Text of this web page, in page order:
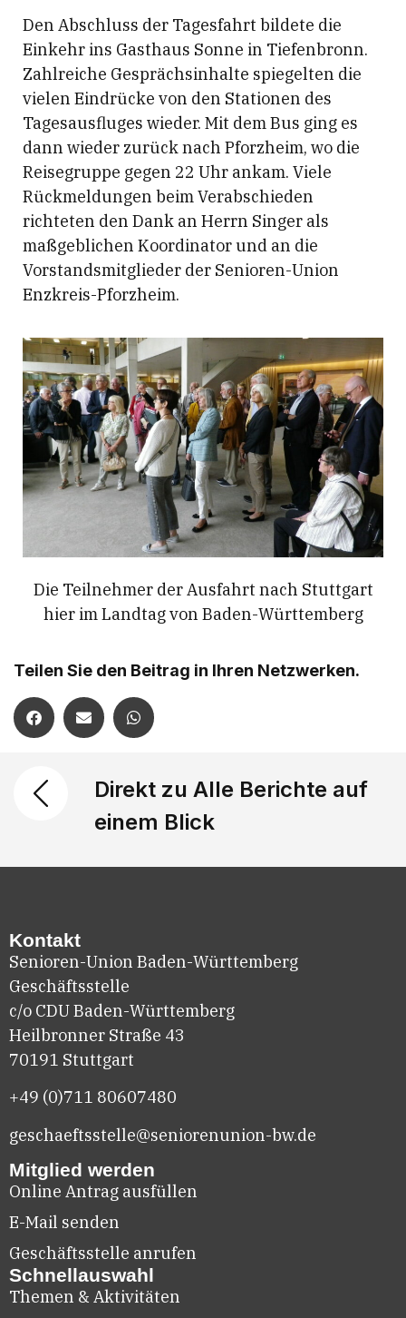
Den Abschluss der Tagesfahrt bildete die
Einkehr ins Gasthaus Sonne in Tiefenbronn.
Zahlreiche Gesprächsinhalte spiegelten die
vielen Eindrücke von den Stationen des
Tagesausfluges wieder. Mit dem Bus ging es
dann wieder zurück nach Pforzheim, wo die
Reisegruppe gegen 22 Uhr ankam. Viele
Rückmeldungen beim Verabschieden
richteten den Dank an Herrn Singer als
maßgeblichen Koordinator und an die
Vorstandsmitglieder der Senioren-Union
Enzkreis-Pforzheim.
Die Teilnehmer der Ausfahrt nach Stuttgart
hier im Landtag von Baden-Württemberg
Teilen Sie den Beitrag in Ihren Netzwerken.
Direkt zu Alle Berichte auf
einem Blick
Kontakt
Senioren-Union Baden-Württemberg
Geschäftsstelle
c/o CDU Baden-Württemberg
Heilbronner Straße 43
70191 Stuttgart
+49 (0)711 80607480
geschaeftsstelle@seniorenunion-bw.de
Mitglied werden
Online Antrag ausfüllen
E-Mail senden
Geschäftsstelle anrufen
Schnellauswahl
Themen & Aktivitäten